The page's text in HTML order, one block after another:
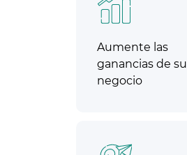
Aumente las
ganancias de su
negocio